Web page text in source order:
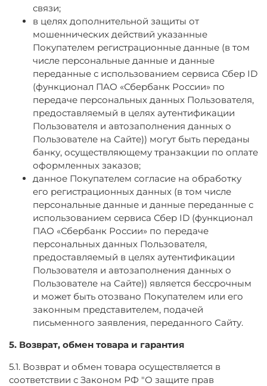
связи;
в целях дополнительной защиты от
мошеннических действий указанные
Покупателем регистрационные данные (в том
числе персональные данные и данные
переданные с использованием сервиса Сбер ID
(функционал ПАО «Сбербанк России» по
передаче персональных данных Пользователя,
предоставляемый в целях аутентификации
Пользователя и автозаполнения данных о
Пользователе на Сайте)) могут быть переданы
банку, осуществляющему транзакции по оплате
оформленных заказов;
данное Покупателем согласие на обработку
его регистрационных данных (в том числе
персональные данные и данные переданные с
использованием сервиса Сбер ID (функционал
ПАО «Сбербанк России» по передаче
персональных данных Пользователя,
предоставляемый в целях аутентификации
Пользователя и автозаполнения данных о
Пользователе на Сайте)) является бессрочным
и может быть отозвано Покупателем или его
законным представителем, подачей
письменного заявления, переданного Сайту.
5. Возврат, обмен товара и гарантия
5.1. Возврат и обмен товара осуществляется в
соответствии с Законом РФ "О защите прав